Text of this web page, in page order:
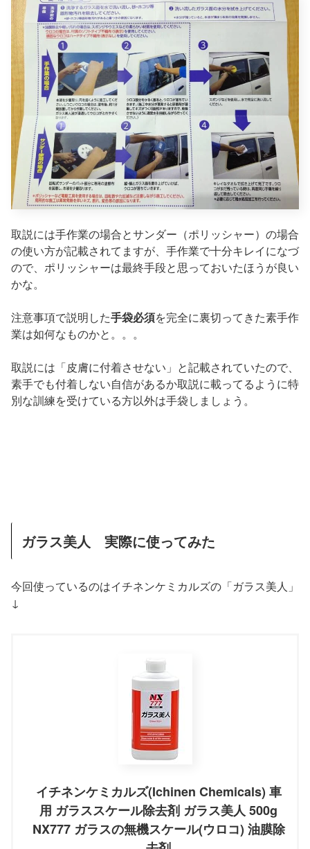
取説には手作業の場合とサンダー（ポリッシャー）の場合
の使い方が記載されてますが、手作業で十分キレイになづ
ので、ポリッシャーは最終手段と思っておいたほうが良い
かな。
注意事項で説明した手袋必須を完全に裏切ってきた素手作
業は如何なものかと。。。
取説には「皮膚に付着させない」と記載されていたので、
素手でも付着しない自信があるか取説に載ってるように特
別な訓練を受けている方以外は手袋しましょう。
ガラス美人 実際に使ってみた
今回使っているのはイチネンケミカルズの「ガラス美人」
↓
イチネンケミカルズ(Ichinen Chemicals) 車
用 ガラススケール除去剤 ガラス美人 500g
NX777 ガラスの無機スケール(ウロコ) 油膜除